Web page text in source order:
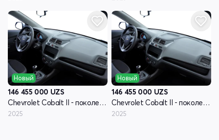
Новый
146 455 000 UZS
Chevrolet Cobalt II - поколение рестайлинг
2025
Новый
146 455 000 UZS
Chevrolet Cobalt II - поколение рестайлинг
2025